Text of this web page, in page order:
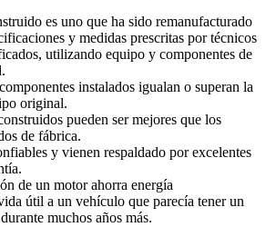
es uno que ha sido remanufacturado
y medidas prescritas por técnicos
utilizando equipo y componentes de
instalados igualan o superan la
original.
pueden ser mejores que los
de fábrica.
y vienen respaldado por excelentes
de un motor ahorra energía
útil a un vehículo que parecía tener un
muchos años más.